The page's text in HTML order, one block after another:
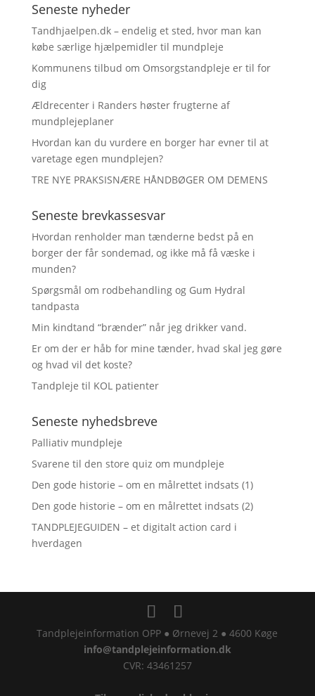
Seneste nyheder
Tandhjaelpen.dk – endelig et sted, hvor man kan
købe særlige hjælpemidler til mundpleje
Kommunens tilbud om Omsorgstandpleje er til for
dig
Ældrecenter i Randers høster frugterne af
mundplejeplaner
Hvordan kan du vurdere en borger har evner til at
varetage egen mundplejen?
TRE NYE PRAKSISNÆRE HÅNDBØGER OM DEMENS
Seneste brevkassesvar
Hvordan renholder man tænderne bedst på en
borger der får sondemad, og ikke må få væske i
munden?
Spørgsmål om rodbehandling og Gum Hydral
tandpasta
Min kindtand “brænder” når jeg drikker vand.
Er om der er håb for mine tænder, hvad skal jeg gøre
og hvad vil det koste?
Tandpleje til KOL patienter
Seneste nyhedsbreve
Palliativ mundpleje
Svarene til den store quiz om mundpleje
Den gode historie – om en målrettet indsats (1)
Den gode historie – om en målrettet indsats (2)
TANDPLEJEGUIDEN – et digitalt action card i
hverdagen
Tandplejeinformation OPP ● Ørnevej 2 ● 4600 Køge
info@tandplejeinformation.dk
CVR: 43461257